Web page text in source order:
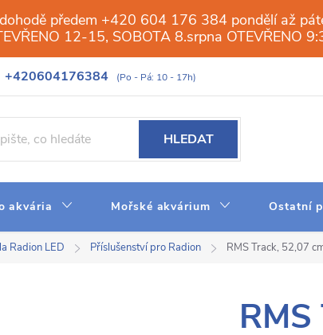
předem +420 604 176 384 pondělí až
12-15, SOBOTA 8.srpna OTEVŘENO
+420604176384
Obchod Web Slovník pojmů
HLEDAT
akvária Mořské akvárium Ostatní
Radion LED Příslušenství pro Radion RMS Track, 52,07